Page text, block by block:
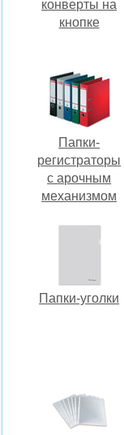
конверты на
кнопке
Папки-
регистраторы
c арочным
механизмом
Папки-уголки